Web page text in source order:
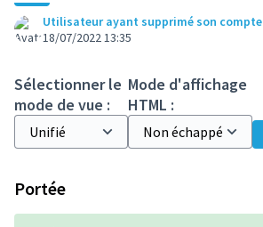
Utilisateur ayant supprimé son compte
18/07/2022 13:35
Sélectionner le
mode de vue :
Mode d'affichage
HTML :
Portée